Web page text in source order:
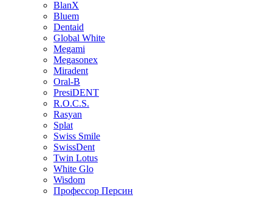
BlanX
Bluem
Dentaid
Global White
Megami
Megasonex
Miradent
Oral-B
PresiDENT
R.O.C.S.
Rasyan
Splat
Swiss Smile
SwissDent
Twin Lotus
White Glo
Wisdom
Профессор Персин